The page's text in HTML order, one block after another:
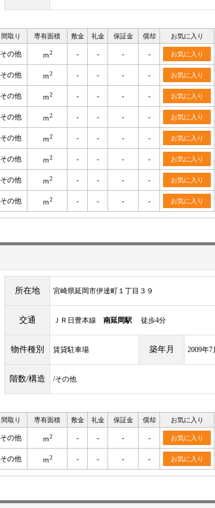
間取り 専有面積 敷金 礼金 保証金 償却 お気に入り
その他 ｍ2 - - - - お気に入り
その他 ｍ2 - - - - お気に入り
その他 ｍ2 - - - - お気に入り
その他 ｍ2 - - - - お気に入り
その他 ｍ2 - - - - お気に入り
その他 ｍ2 - - - - お気に入り
その他 ｍ2 - - - - お気に入り
その他 ｍ2 - - - - お気に入り
所在地 宮崎県延岡市伊達町１丁目３９
交通 ＪＲ日豊本線 南延岡駅 徒歩4分
物件種別 賃貸駐車場 築年月 2009年7
階数/構造 /その他
間取り 専有面積 敷金 礼金 保証金 償却 お気に入り
その他 ｍ2 - - - - お気に入り
その他 ｍ2 - - - - お気に入り